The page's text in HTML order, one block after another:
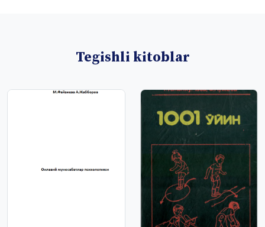
Tegishli kitoblar